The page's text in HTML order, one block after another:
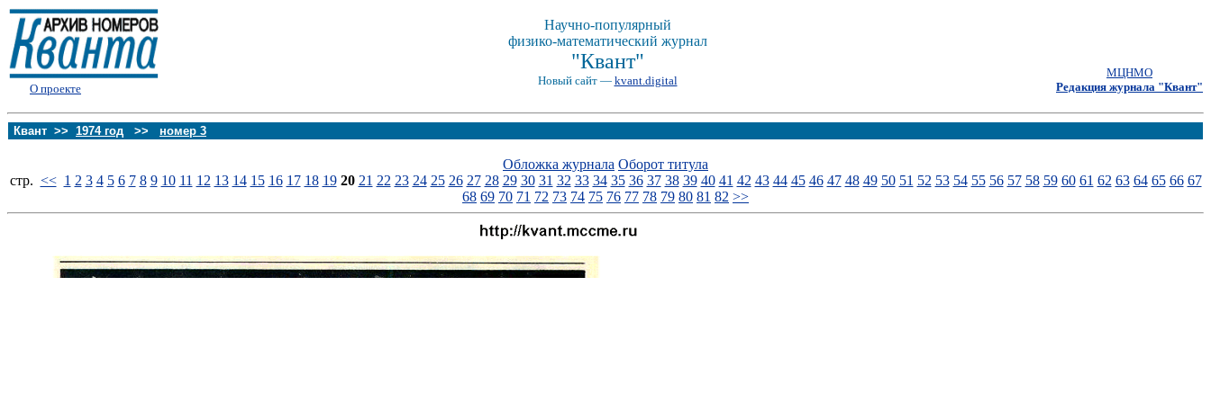
О проекте
Научно-популярный
физико-математический журнал
"Квант"
Новый сайт — kvant.digital
МЦНМО
Редакция журнала "Квант"
Квант >> 1974 год >> номер 3
Обложка журнала Оборот титула
стp. << 1 2 3 4 5 6 7 8 9 10 11 12 13 14 15 16 17 18 19 20 21 22 23 24 25 26 27 28 29 30 31 32 33 34 35 36 37 38 39 40 41 42 43 44 45 46 47 48 49 50 51 52 53 54 55 56 57 58 59 60 61 62 63 64 65 66 67
68 69 70 71 72 73 74 75 76 77 78 79 80 81 82 >>